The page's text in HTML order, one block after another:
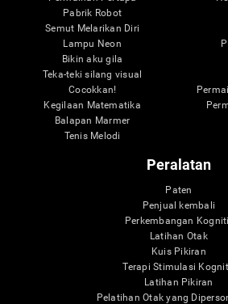
Pabrik Robot
Semut Melarikan Diri
Lampu Neon
Bikin aku gila
Teka-teki silang visual
Cocokkan!
Kegilaan Matematika
Balapan Marmer
Tenis Melodi
Peralatan
Paten
Penjual kembali
Perkembangan
Latihan Otak
Kuis Pikiran
Terapi Stimulasi
Latihan Pikiran
Pelatihan Otak yang